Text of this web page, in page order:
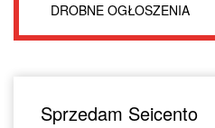
DROBNE OGŁOSZENIA
Sprzedam Seicento